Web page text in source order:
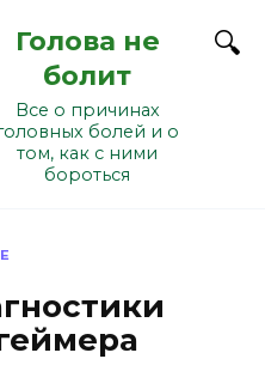
Голова не
болит
Все о причинах
болей и о
том, как с ними
бороться